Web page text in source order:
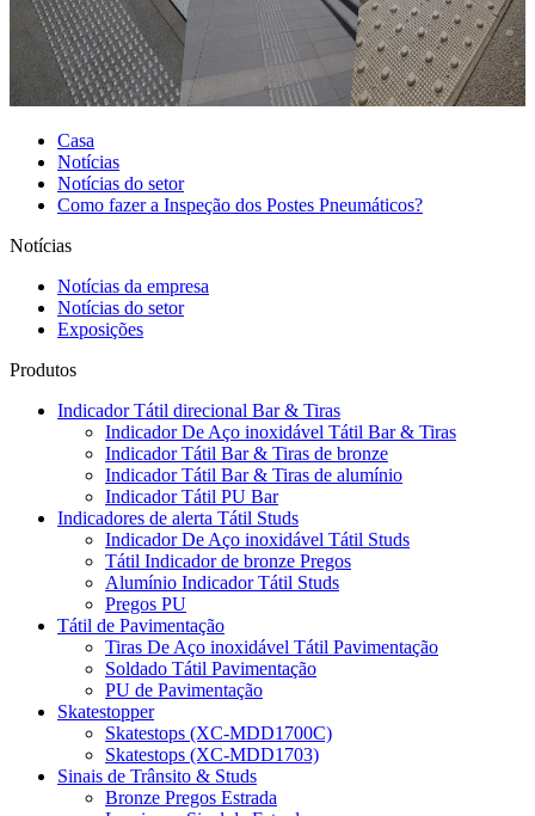
Casa
Notícias
Notícias do setor
Como fazer a Inspeção dos Postes Pneumáticos?
Notícias
Notícias da empresa
Notícias do setor
Exposições
Produtos
Indicador Tátil direcional Bar & Tiras
Indicador De Aço inoxidável Tátil Bar & Tiras
Indicador Tátil Bar & Tiras de bronze
Indicador Tátil Bar & Tiras de alumínio
Indicador Tátil PU Bar
Indicadores de alerta Tátil Studs
Indicador De Aço inoxidável Tátil Studs
Tátil Indicador de bronze Pregos
Alumínio Indicador Tátil Studs
Pregos PU
Tátil de Pavimentação
Tiras De Aço inoxidável Tátil Pavimentação
Soldado Tátil Pavimentação
PU de Pavimentação
Skatestopper
Skatestops (XC-MDD1700C)
Skatestops (XC-MDD1703)
Sinais de Trânsito & Studs
Bronze Pregos Estrada